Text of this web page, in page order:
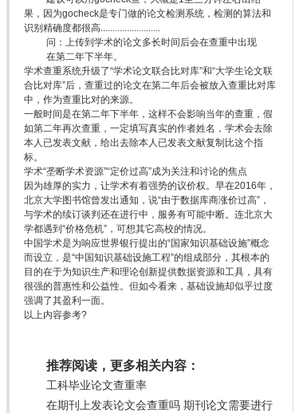
果，因为gocheck是专门做的论文检测系统，检测的算法和
识别精确度都很高.........................
问：上传到学术的论文多长时间后会在查重中出现
在第二年下半年。
学术查重系统升级了“学术论文联合比对库”和“大学生论文联
合比对库”后，查重过的论文在第二年后会被放入查重比对库
中，作为查重比对的来源。
一般时间是在第二年下半年，这样不会影响当年的查重，假
如第二年再次查重，一定填写真实的作者姓名，学术会去除
本人已发表文献，给出去除本人已发表文献复制比这个指
标。
学术“垄断学术资源”“定价过高”成为关注和讨论的焦点
因为雄厚的实力，让学术有着强势的议价权。早在2016年，
北京大学图书馆曾发出通知，说“由于数据库商涨价过高”，
与学术的续订谈判还在进行中，服务有可能中断。连北京大
学都遇到“价格危机”，可想其它高校的情况。
中国学术是为响应世界银行提出的“国家知识基础设施”概念
而设立，是“中国知识基础设施工程”的组成部分，其根本的
目的在于为知识生产和理论创新提供数据资源和工具，具有
很强的普惠性和公益性。但如今看来，基础设施却似乎过度
强调了其盈利一面。
以上内容参考?
推荐阅读，更多相关内容：
工科毕业论文查重率
在期刊上发表论文会查重吗 期刊论文需要进行